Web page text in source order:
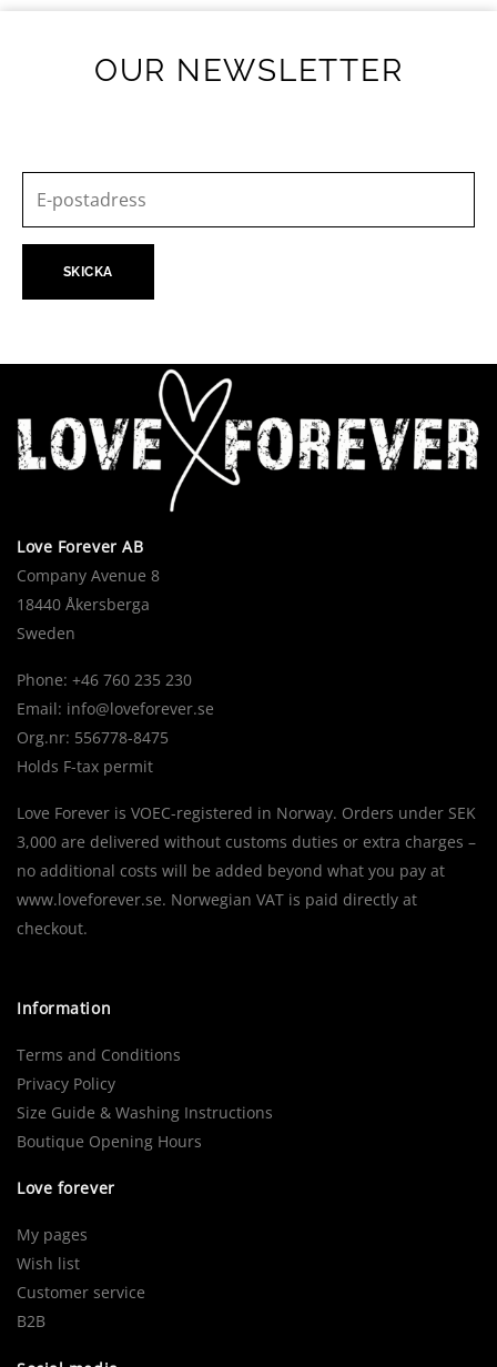
OUR NEWSLETTER
Love Forever AB
Company Avenue 8
18440 Åkersberga
Sweden
Phone: +46 760 235 230
Email: info@loveforever.se
Org.nr: 556778-8475
Holds F-tax permit
Love Forever is VOEC-registered in Norway. Orders under SEK
3,000 are delivered without customs duties or extra charges –
no additional costs will be added beyond what you pay at
www.loveforever.se. Norwegian VAT is paid directly at
checkout.
Information
Terms and Conditions
Privacy Policy
Size Guide & Washing Instructions
Boutique Opening Hours
Love forever
My pages
Wish list
Customer service
B2B